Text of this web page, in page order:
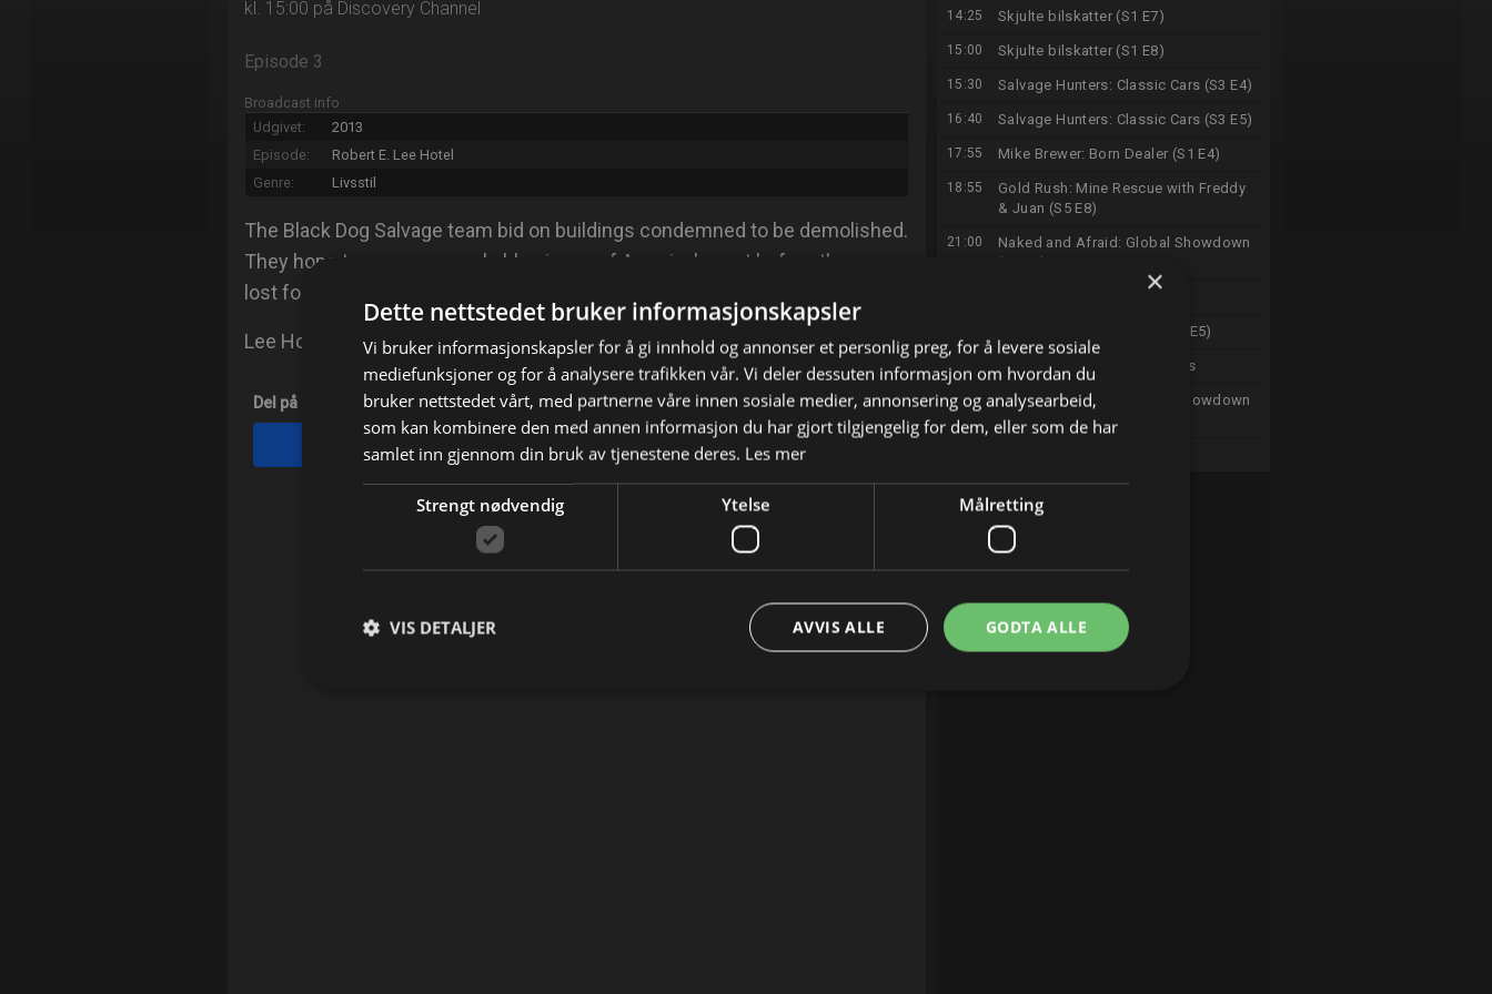
kl. 15:00 på Discovery Channel
Episode 3
Broadcast info
Udgivet:
2013
Episode:
Robert E. Lee Hotel
Genre:
Livsstil
The Black Dog Salvage team bid on buildings condemned to be demolished.
They hope to secure remarkable pieces of America's past before they are
lost forever. Idag: Robert, Mike og Black Dog-gjengen berger Robert E.
Lee Hotel, et luksushotell på seks etasjer fra 1926 i Lexington i Virginia.
Del på
Facebook X E-mail
14:25 Skjulte bilskatter (S1 E7)
15:00 Skjulte bilskatter (S1 E8)
15:30 Salvage Hunters: Classic Cars (S3 E4)
16:40 Salvage Hunters: Classic Cars (S3 E5)
17:55 Mike Brewer: Born Dealer (S1 E4)
18:55
Gold Rush: Mine Rescue with Freddy
& Juan (S5 E8)
21:00
Naked and Afraid: Global Showdown
(S1 E8)
Naked And Afraid: Solo (S1 E5)
01:25 Invasion Of The Mega Sharks
02:35
Naked and Afraid: Global Showdown
(S1 E8)
×
Dette nettstedet bruker informasjonskapsler
Vi bruker informasjonskapsler for å gi innhold og annonser et personlig preg, for å levere sosiale
mediefunksjoner og for å analysere trafikken vår. Vi deler dessuten informasjon om hvordan du
bruker nettstedet vårt, med partnerne våre innen sosiale medier, annonsering og analysearbeid,
som kan kombinere den med annen informasjon du har gjort tilgjengelig for dem, eller som de har
samlet inn gjennom din bruk av tjenestene deres. Les mer
Strengt nødvendig Ytelse Målretting
GODTA ALLE
AVVIS ALLE
VIS DETALJER